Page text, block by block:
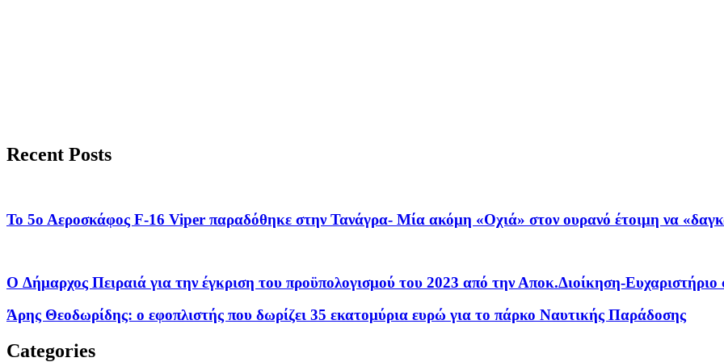
Recent Posts
Το 5ο Αεροσκάφος F-16 Viper παραδόθηκε στην Τανάγρα- Μία ακόμη «Οχιά» στον ουρανό έτοιμη να
O Δήμαρχος Πειραιά για την έγκριση του προϋπολογισμού του 2023 από την Αποκ.Διοίκηση-
Άρης Θεοδωρίδης: ο εφοπλιστής που δωρίζει 35 εκατομύρια ευρώ για το πάρκο Ναυτικής Παράδοσης
Categories